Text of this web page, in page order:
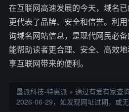
在互联网高速发展的今天，域名已
更代表了品牌、安全和信誉。利
询域名网站信息，是现代网民必
能帮助读者更合理、安全、高效
享互联网带来的便利。
垦派科技-特惠派 » 通过有爱有家查
2026-06-29，如发现网址过期，或无